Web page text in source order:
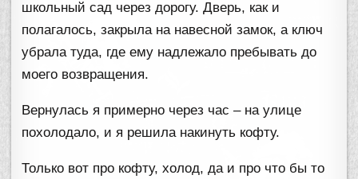
школьный сад через дорогу. Дверь, как и
полагалось, закрыла на навесной замок, а ключ
убрала туда, где ему надлежало пребывать до
моего возвращения.
Вернулась я примерно через час – на улице
похолодало, и я решила накинуть кофту.
Только вот про кофту, холод, да и про что бы то